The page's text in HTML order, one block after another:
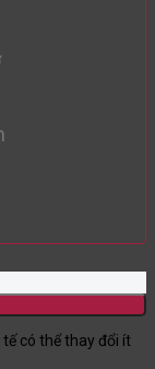
có thể thay đổi ít